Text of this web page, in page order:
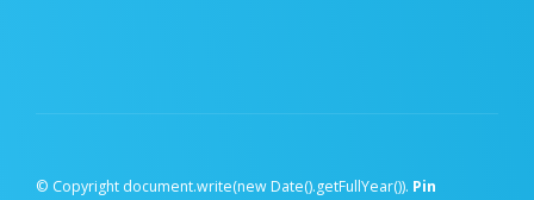
© Copyright document.write(new Date().getFullYear()). Pin